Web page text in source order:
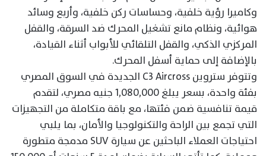
وكاميرا رؤية خلفية، وحساسات ركن خلفية، وأربع وسائد
هوائية، ونظام مانع تشغيل المحرك ضد السرقة، والقفل
المركزي الذكي، والقفل التلقائي للأبواب أثناء القيادة،
بالإضافة إلى حماية أسفل المحرك.
وتتوفر ستروين C3 Aircross الجديدة في السوق المصري
بفئة واحدة، بسعر يبلغ 1,080,000 جنيه مصري، لتقدم
قيمة تنافسية ضمن فئتها، مع باقة متكاملة من التجهيزات
التي تجمع بين الراحة والتكنولوجيا والأمان، بما يلبي
احتياجات العملاء الباحثين عن سيارة SUV مدمجة متطورة